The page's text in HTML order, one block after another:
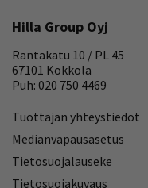
Hilla Group Oyj
Rantakatu 10 / PL 45
67101 Kokkola
Puh: 020 750 4469
Tuottajan yhteystiedot
Medianvapausasetus
Tietosuojalauseke
Tietosuojakuvaus